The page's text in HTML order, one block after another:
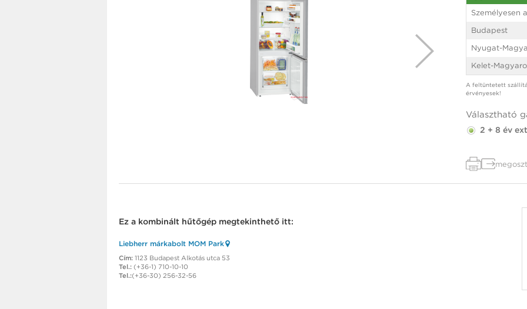
Személyesen
Budapest
Nyugat-
Kelet-
A feltüntetett
érvényesek!
Választható
2 + 8 év
Ez a kombinált hűtőgép megtekinthető itt:
Liebherr márkabolt MOM Park
Cím: 1123 Budapest Alkotás utca 53
Tel.: (+36-1) 710-10-10
Tel.:(+36-30) 256-32-56